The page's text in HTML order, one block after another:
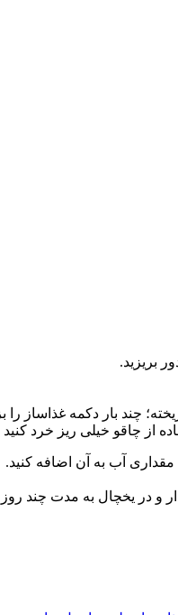
بریزید.
چند بار دکمه غذاساز را
از چاقو خیلی ریز خرد
آب به آن اضافه کنید.
در یخچال به مدت چند روز